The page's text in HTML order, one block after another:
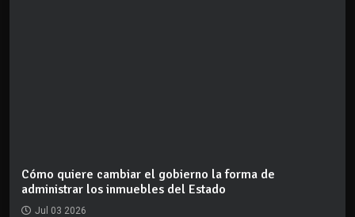
Cómo quiere cambiar el gobierno la forma de
administrar los inmuebles del Estado
Jul 03 2026